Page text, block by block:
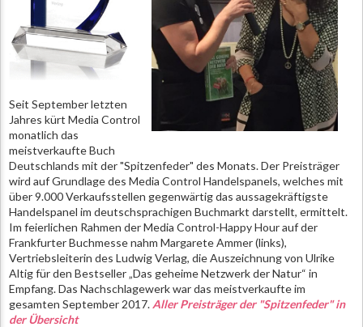
Seit September letzten
Jahres kürt Media Control
monatlich das
meistverkaufte Buch
Deutschlands mit der "Spitzenfeder" des Monats. Der Preisträger
wird auf Grundlage des Media Control Handelspanels, welches mit
über 9.000 Verkaufsstellen gegenwärtig das aussagekräftigste
Handelspanel im deutschsprachigen Buchmarkt darstellt, ermittelt.
Im feierlichen Rahmen der Media Control-Happy Hour auf der
Frankfurter Buchmesse nahm Margarete Ammer (links),
Vertriebsleiterin des Ludwig Verlag, die Auszeichnung von Ulrike
Altig für den Bestseller „Das geheime Netzwerk der Natur“ in
Empfang. Das Nachschlagewerk war das meistverkaufte im
gesamten September 2017. Aller Preisträger der "Spitzenfeder" in
der Übersicht